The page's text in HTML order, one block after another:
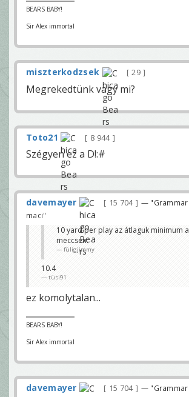
BEARS BABY!
Sir Alex immortal
miszterkodzsek 29
Megrekedtünk vagy mi?
Toto21 8 944
Szégyen ez a D!:#
davemayer 15 704
— "Grammar
maci"
10 yard per play az átlaguk minimum a
meccsen.
füligjimmy
10.4
tüsi91
ez komolytalan...
BEARS BABY!
Sir Alex immortal
davemayer 15 704
— "Grammar